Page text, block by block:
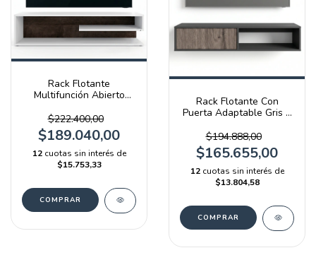
Rack Flotante
Multifunción Abierto
$222.400,00
$189.040,00
12 cuotas sin interés de
$15.753,33
Rack Flotante Con
Puerta Adaptable Gris Y
$194.888,00
$165.655,00
12 cuotas sin interés de
$13.804,58